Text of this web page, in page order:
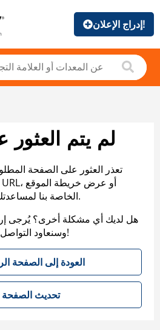
إدراج الإعلان!
لم يتم
تعذر العثور على الصفحة
الخاصة بنا لمساعدتك في العثور على ما تريد.
هل لديك أي مشكلة أخرى؟ يُرجى
وسنعاود التواصل معك. شكرًا على صبرك!
العودة إلى الصفحة
تحديث الصفحة